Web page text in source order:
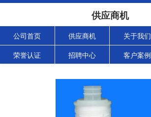
供应商机
公司首页 供应商机 关于我们
荣誉认证 招聘中心 客户案例